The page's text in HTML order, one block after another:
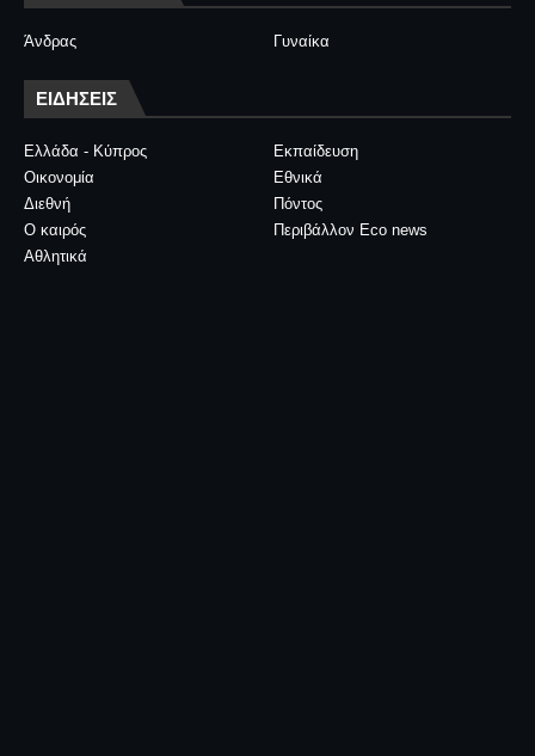
Άνδρας Γυναίκα
ΕΙΔΗΣΕΙΣ
Ελλάδα - Κύπρος
Εκπαίδευση
Οικονομία
Εθνικά
Διεθνή
Πόντος
Ο καιρός
Περιβάλλον Eco news
Αθλητικά